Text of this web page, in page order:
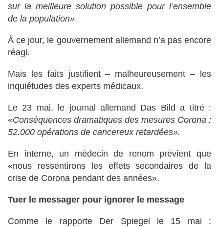
sur la meilleure solution possible pour l’ensemble
de la population»
À ce jour, le gouvernement allemand n’a pas encore
réagi.
Mais les faits justifient – malheureusement – les
inquiétudes des experts médicaux.
Le 23 mai, le journal allemand Das Bild a titré :
«Conséquences dramatiques des mesures Corona :
52.000 opérations de cancereux retardées».
En interne, un médecin de renom prévient que
«nous ressentirons les effets secondaires de la
crise de Corona pendant des années».
Tuer le messager pour ignorer le message
Comme le rapporte Der Spiegel le 15 mai :